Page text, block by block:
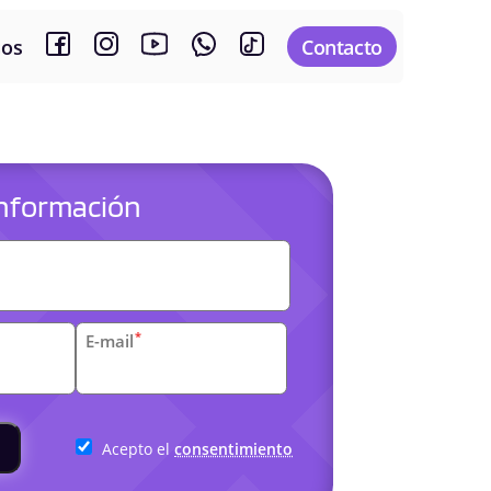
Contacto
E-mail*
Acepto elconsentimiento